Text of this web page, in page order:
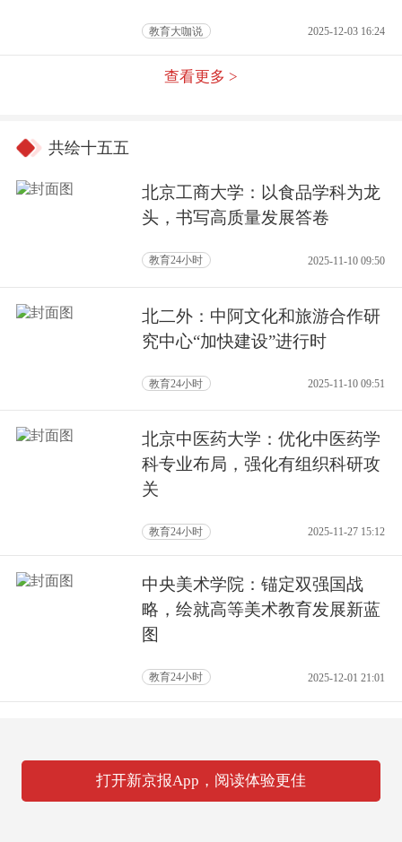
教育大咖说 2025-12-03 16:24
查看更多 >
共绘十五五
北京工商大学：以食品学科为龙
头，书写高质量发展答卷
教育24小时 2025-11-10 09:50
北二外：中阿文化和旅游合作研
究中心“加快建设”进行时
教育24小时 2025-11-10 09:51
北京中医药大学：优化中医药学
科专业布局，强化有组织科研攻
关
教育24小时 2025-11-27 15:12
中央美术学院：锚定双强国战
略，绘就高等美术教育发展新蓝
图
教育24小时 2025-12-01 21:01
打开新京报App，阅读体验更佳